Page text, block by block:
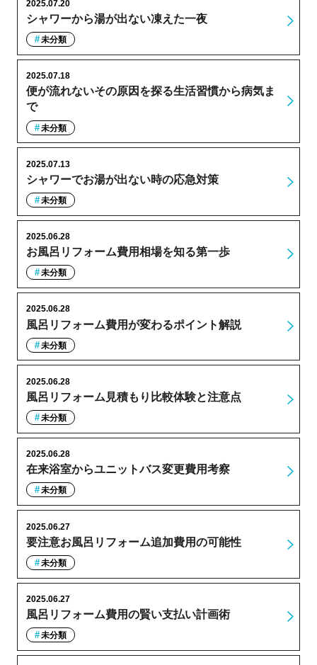
シャワーから湯が出ない凍えた一夜
2025.07.20
未分類
便が流れないその原因を探る生活習慣から病気ま
で
2025.07.18
未分類
シャワーでお湯が出ない時の応急対策
2025.07.13
未分類
お風呂リフォーム費用相場を知る第一歩
2025.06.28
未分類
風呂リフォーム費用が変わるポイント解説
2025.06.28
未分類
風呂リフォーム見積もり比較体験と注意点
2025.06.28
未分類
在来浴室からユニットバス変更費用考察
2025.06.28
未分類
要注意お風呂リフォーム追加費用の可能性
2025.06.27
未分類
風呂リフォーム費用の賢い支払い計画術
2025.06.27
未分類